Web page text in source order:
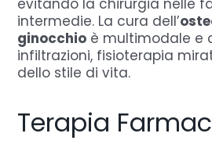
evitando la chirurgia nelle
intermedie. La cura dell’
ginocchio è multimodale e
infiltrazioni, fisioterapia
dello stile di vita.
Terapia